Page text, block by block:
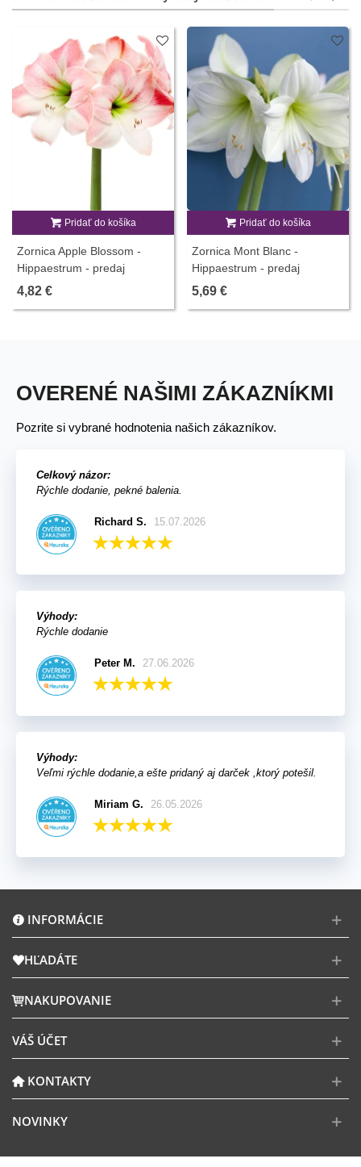
Pridať do košíka
Zornica Apple Blossom -
Hippaestrum - predaj
cibuľovín - 1 ks
4,82 €
Pridať do košíka
Zornica Mont Blanc -
Hippaestrum - predaj
cibuľovín - 1 ks
5,69 €
OVERENÉ NAŠIMI ZÁKAZNÍKMI
Pozrite si vybrané hodnotenia našich zákazníkov.
Celkový názor:
Rýchle dodanie, pekné balenia.
Richard S. 15.07.2026
Výhody:
Rýchle dodanie
Peter M. 27.06.2026
Výhody:
Veľmi rýchle dodanie,a ešte pridaný aj darček ,ktorý potešil.
Miriam G. 26.05.2026
INFORMÁCIE
HĽADÁTE
NAKUPOVANIE
VÁŠ ÚČET
KONTAKTY
NOVINKY